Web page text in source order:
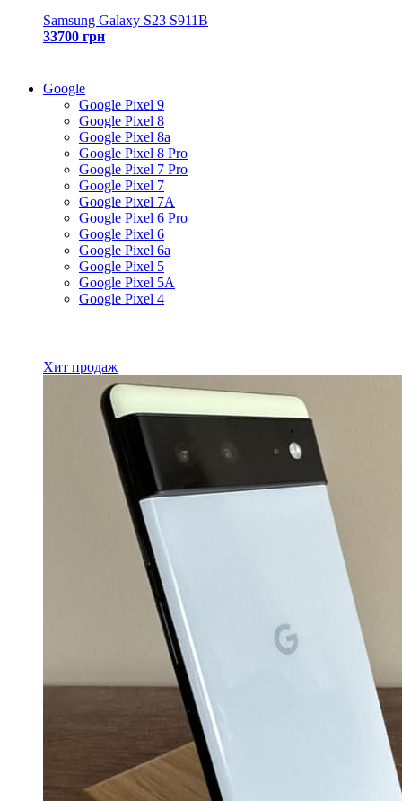
Samsung Galaxy S23 S911B
33700 грн
Google
Google Pixel 9
Google Pixel 8
Google Pixel 8a
Google Pixel 8 Pro
Google Pixel 7 Pro
Google Pixel 7
Google Pixel 7A
Google Pixel 6 Pro
Google Pixel 6
Google Pixel 6a
Google Pixel 5
Google Pixel 5A
Google Pixel 4
Хит продаж